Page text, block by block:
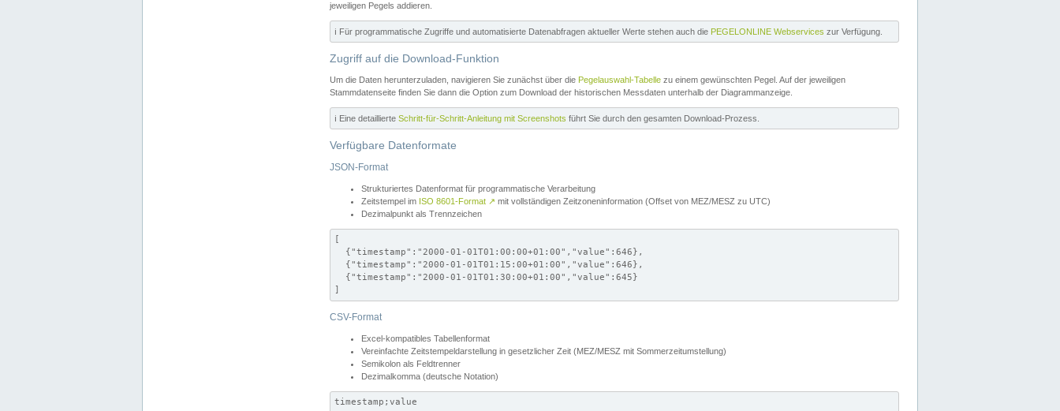
jeweiligen Pegels addieren.
ℹ️ Für programmatische Zugriffe und automatisierte Datenabfragen aktueller Werte stehen auch die PEGELONLINE Webservices zur Verfügung.
Zugriff auf die Download-Funktion
Um die Daten herunterzuladen, navigieren Sie zunächst über die Pegelauswahl-Tabelle zu einem gewünschten Pegel. Auf der jeweiligen
Stammdatenseite finden Sie dann die Option zum Download der historischen Messdaten unterhalb der Diagrammanzeige.
ℹ️ Eine detaillierte Schritt-für-Schritt-Anleitung mit Screenshots führt Sie durch den gesamten Download-Prozess.
Verfügbare Datenformate
JSON-Format
Strukturiertes Datenformat für programmatische Verarbeitung
Zeitstempel im ISO 8601-Format ↗ mit vollständigen Zeitzoneninformation (Offset von MEZ/MESZ zu UTC)
Dezimalpunkt als Trennzeichen
[
  {"timestamp":"2000-01-01T01:00:00+01:00","value":646},
  {"timestamp":"2000-01-01T01:15:00+01:00","value":646},
  {"timestamp":"2000-01-01T01:30:00+01:00","value":645}
]
CSV-Format
Excel-kompatibles Tabellenformat
Vereinfachte Zeitstempeldarstellung in gesetzlicher Zeit (MEZ/MESZ mit Sommerzeitumstellung)
Semikolon als Feldtrenner
Dezimalkomma (deutsche Notation)
timestamp;value